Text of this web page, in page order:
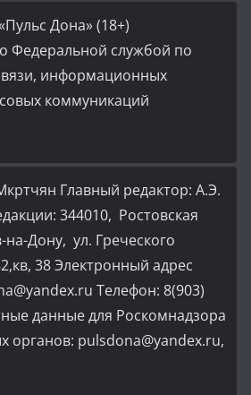
Дона» (18+)
Федеральной службой по
информационных
коммуникаций
Главный редактор: А.Э.
344010, Ростовская
на-Дону, ул. Греческого
38 Электронный адрес
Телефон: 8(903)
данные для Роскомнадзора
органов: pulsdona@yandex.ru,